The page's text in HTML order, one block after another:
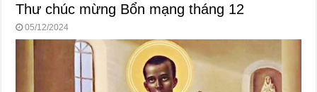
Thư chúc mừng Bổn mạng tháng 12
05/12/2024